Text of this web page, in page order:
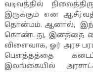
வடிவத்தில்
இருக்கும் என
தொன்மம். ஆனால்,
கொண்டது,இனத்தை
விளைவாக,ஓர் அரச
பௌத்தத்தை
இலங்கையில்